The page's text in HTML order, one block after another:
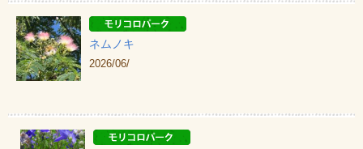
ネムノキ
2026/06/